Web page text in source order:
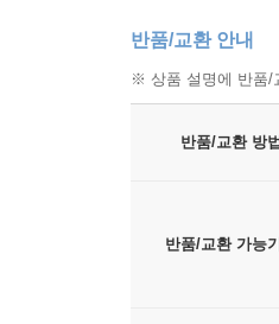
반품/교환 안내
※ 상품 설명에 반품/
반품/교환 방법
반품/교환 가능